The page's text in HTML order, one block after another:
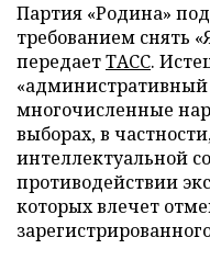
Партия «Родина»
требованием снять
передаетТАСС.
многочисленные
выборах, в
интеллектуальной
противодействии
которых влечет